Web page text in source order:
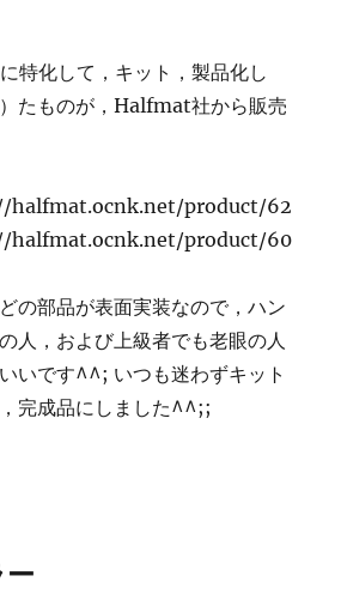
特化して，キット，製品化し
）たものが，Halfmat社から販売
product/62
product/60
の部品が表面実装なので，ハン
人，および上級者でも老眼の人
いです^^; いつも迷わずキット
完成品にしました^^;;